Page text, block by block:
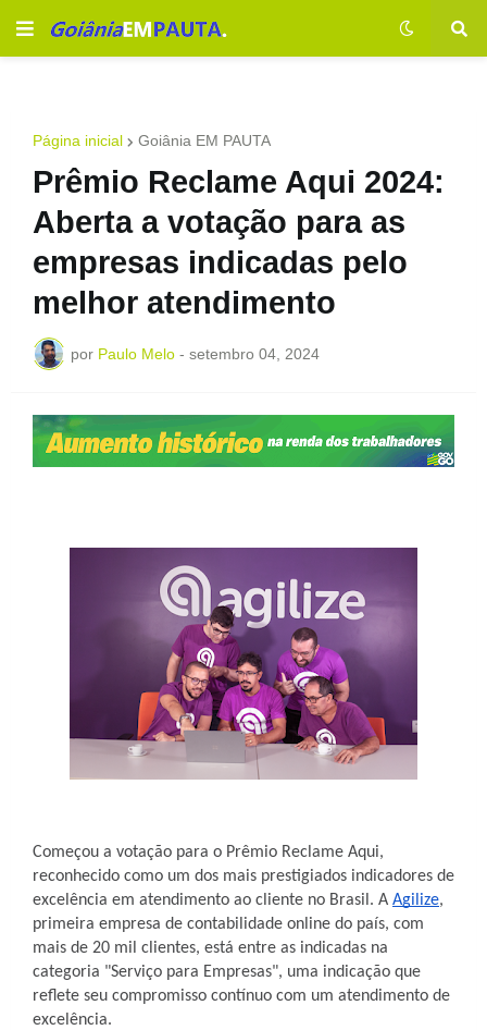
Página inicial Goiânia EM PAUTA
Prêmio Reclame Aqui 2024:
Aberta a votação para as
empresas indicadas pelo
melhor atendimento
por Paulo Melo - setembro 04, 2024
Começou a votação para o Prêmio Reclame Aqui,
reconhecido como um dos mais prestigiados indicadores de
excelência em atendimento ao cliente no Brasil. A Agilize,
primeira empresa de contabilidade online do país, com
mais de 20 mil clientes, está entre as indicadas na
categoria "Serviço para Empresas", uma indicação que
reflete seu compromisso contínuo com um atendimento de
excelência.